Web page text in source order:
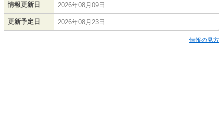
情報更新日 2026年08月09日
更新予定日 2026年08月23日
情報の見方